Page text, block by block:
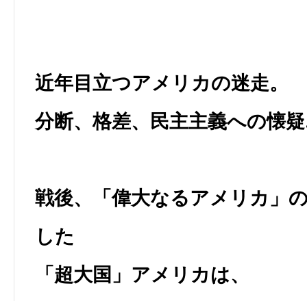
近年目立つアメリカの迷走。
分断、格差、民主主義への懐
戦後、「偉大なるアメリカ」
した
「超大国」アメリカは、